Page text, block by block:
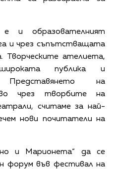
е и образователният
и чрез съпътстващата
Творческите ателиета,
публика и
Представянето на
чрез творбите на
считаме за най-
нови почитатели на
и Марионета“ да се
форум във фестивал на